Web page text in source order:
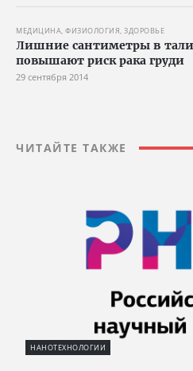
МЕДИЦИНА, ФИЗИОЛОГИЯ, ЗДОРОВЬЕ
Лишние сантиметры в
повышают риск рака груди
29 сентября 2014
ЧИТАЙТЕ ТАКЖЕ
НАНОТЕХНОЛОГИИ